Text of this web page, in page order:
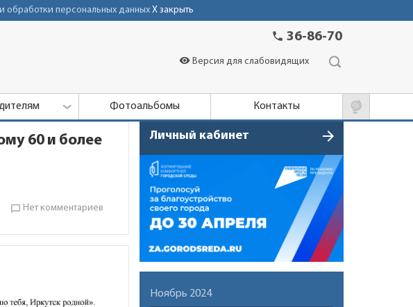
обработки персональных данных X закрыть
phone 36-86-70
visibility Версия для слабовидящих
Фотоальбомы Контакты
60 и более
chat_bubble_outline Нет комментариев
Личный кабинет arrow_forward
Ноябрь 2024